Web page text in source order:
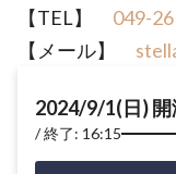
【TEL】 049-
【メール】
2024/9/1(日) 開
終了: 16:15